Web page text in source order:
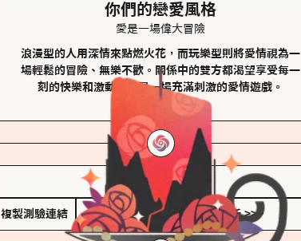
你們的戀愛風格
愛是一場偉大冒險
浪漫型的人用深情來點燃火花，而玩樂型則將愛情視為一
場輕鬆的冒險、無樂不歡。關係中的雙方都渴望享受每一
刻的快樂和激動，像是一場充滿刺激的愛情遊戲。
儲存我的結果圖
複製測驗連結 查看香氛類型全解析 >>>